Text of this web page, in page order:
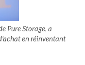
Pure Storage, a
en réinventant